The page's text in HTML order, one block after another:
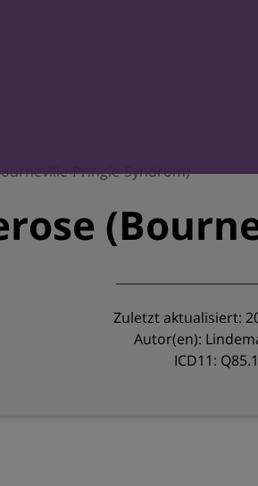
Pringle-Syndrom)
Zuletzt aktualisiert:
Autor(en):
ICD11: Q85.1